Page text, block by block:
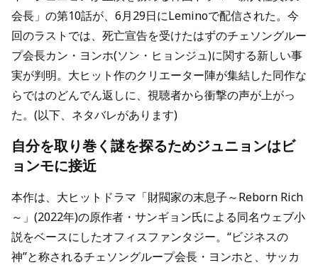
会長」の第10話が、6月29日にLeminoで配信された。今
回のラストでは、死亡宣告を受けたはずのチェソングルー
プ会長カン・ヨンホ(ソン・ヒョンジュ)に関する新しい事
実が判明。大ヒット作のクリエーター陣が集結した同作な
らではのどんでん返しに、視聴者から衝撃の声が上がっ
た。(以下、ネタバレがあります)
自分を取り巻く謎を探るためジュニョンはビ
ョンモに接近
本作は、大ヒットドラマ「財閥家の末息子～Reborn Rich
～」(2022年)の原作者・サンギョン氏による同名ウェブ小
説をベースにしたオフィスファンタジー。“ビジネスの
神”と称されるチェソングループ会長・ヨンホと、サッカ